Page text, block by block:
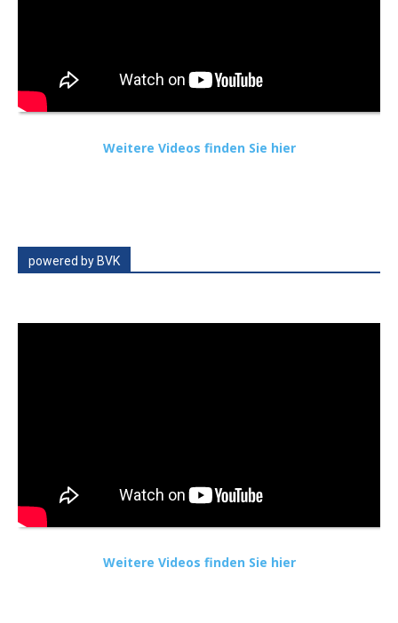
Weitere Videos finden Sie hier
powered by BVK
Weitere Videos finden Sie hier